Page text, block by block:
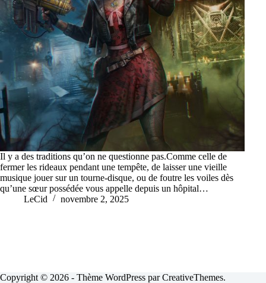
Il y a des traditions qu’on ne questionne pas.Comme celle de
fermer les rideaux pendant une tempête, de laisser une vieille
musique jouer sur un tourne-disque, ou de foutre les voiles dès
qu’une sœur possédée vous appelle depuis un hôpital…
LeCid
novembre 2, 2025
Copyright © 2026 - Thème WordPress parCreativeThemes.